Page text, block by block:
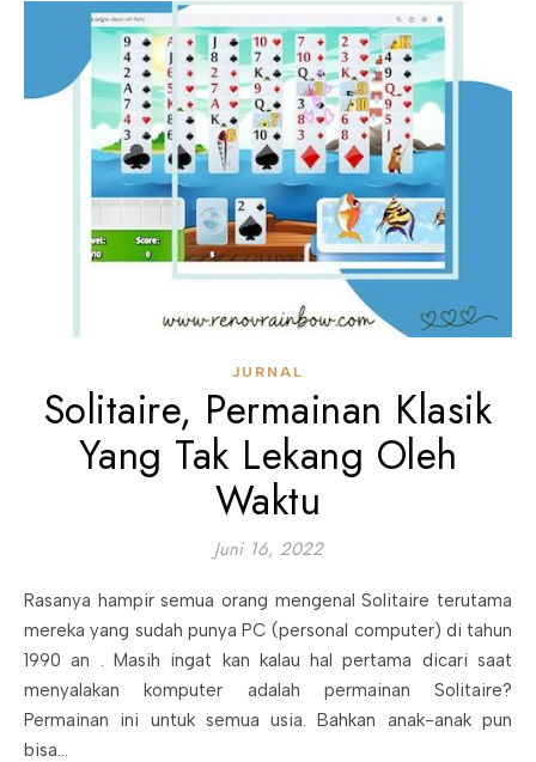
JURNAL
Solitaire, Permainan Klasik
Yang Tak Lekang Oleh
Waktu
Juni 16, 2022
Rasanya hampir semua orang mengenal Solitaire terutama
mereka yang sudah punya PC (personal computer) di tahun
1990 an . Masih ingat kan kalau hal pertama dicari saat
menyalakan komputer adalah permainan Solitaire?
Permainan ini untuk semua usia. Bahkan anak-anak pun
bisa…